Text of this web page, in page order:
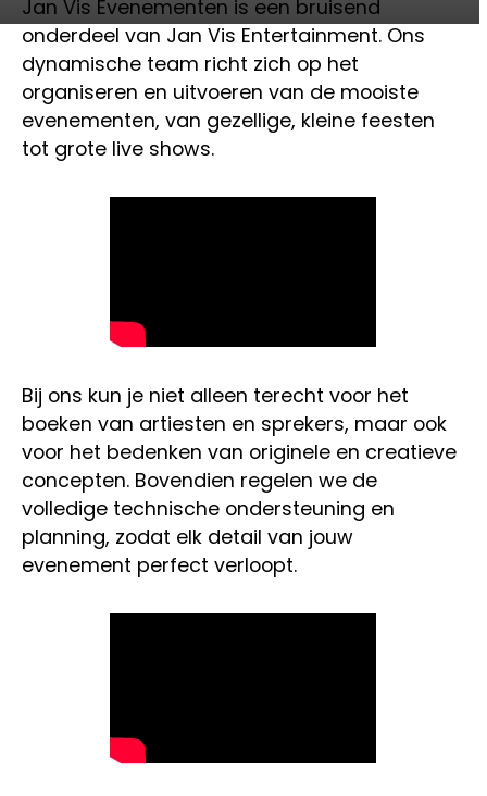
Jan Vis Evenementen is een bruisend
onderdeel van Jan Vis Entertainment. Ons
dynamische team richt zich op het
organiseren en uitvoeren van de mooiste
evenementen, van gezellige, kleine feesten
tot grote live shows.
Bij ons kun je niet alleen terecht voor het
boeken van artiesten en sprekers, maar ook
voor het bedenken van originele en creatieve
concepten. Bovendien regelen we de
volledige technische ondersteuning en
planning, zodat elk detail van jouw
evenement perfect verloopt.